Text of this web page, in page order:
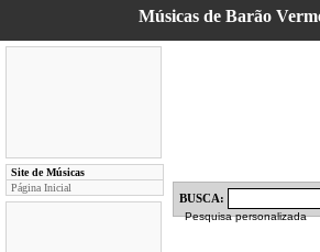
Músicas de Barão
Site de Músicas
Página Inicial
BUSCA:
Pesquisa personalizada